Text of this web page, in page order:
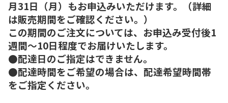
月31日（月）もお申込みいただけます。（詳細
は販売期間をご確認ください。）
この期間のご注文については、お申込み受付後1
週間～10日程度でお届けいたします。
●配達日のご指定はできません。
●配達時間をご希望の場合は、配達希望時間帯
をご指定ください。